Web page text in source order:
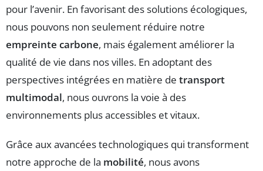
pour l’avenir. En favorisant des solutions écologiques,
nous pouvons non seulement réduire notre
empreinte carbone, mais également améliorer la
qualité de vie dans nos villes. En adoptant des
perspectives intégrées en matière de transport
multimodal, nous ouvrons la voie à des
environnements plus accessibles et vitaux.
Grâce aux avancées technologiques qui transforment
notre approche de la mobilité, nous avons